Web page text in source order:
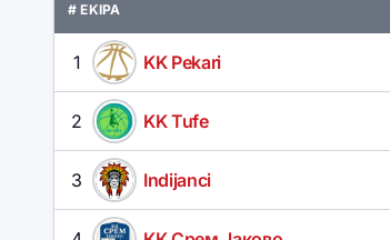
# EKIPA
1 KK Pekari
2 KK Tufe
3 Indijanci